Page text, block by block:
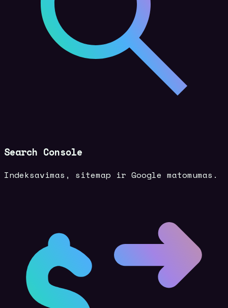
Search Console
Indeksavimas, sitemap ir Google matomumas.